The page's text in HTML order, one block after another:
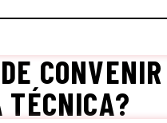
CONVENIR
TÉCNICA?